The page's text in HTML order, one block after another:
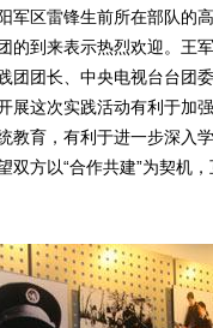
区雷锋生前所在部队的
的到来表示热烈欢迎。王
团团长、中央电视台台团
展这次实践活动有利于加
教育，有利于进一步深入
双方以“合作共建”为契机